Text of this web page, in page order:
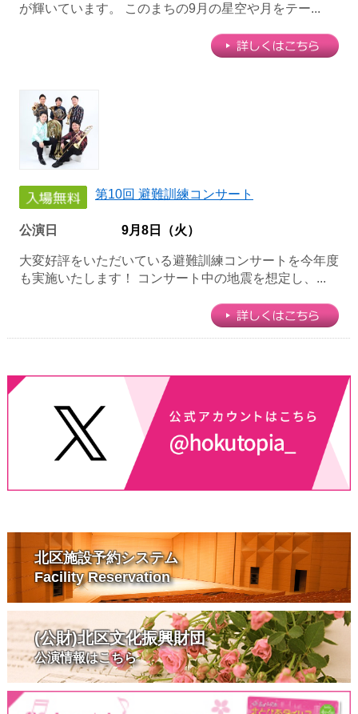
が輝いています。 このまちの9月の星空や月をテー...
第10回 避難訓練コンサート
公演日 9月8日（火）
大変好評をいただいている避難訓練コンサートを今年度
も実施いたします！ コンサート中の地震を想定し、...
北区施設予約システム
Facility Reservation
(公財)北区文化振興財団
公演情報はこちら